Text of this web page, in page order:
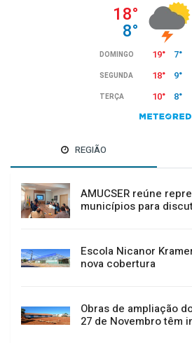
REGIÃO
AMUCSER reúne
municípios para
Escola Nicanor
nova cobertura
Obras de ampliação
27 de Novembro têm